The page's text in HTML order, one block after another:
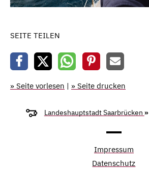
SEITE TEILEN
» Seite vorlesen | » Seite drucken
Landeshauptstadt Saarbrücken »
Impressum
Datenschutz